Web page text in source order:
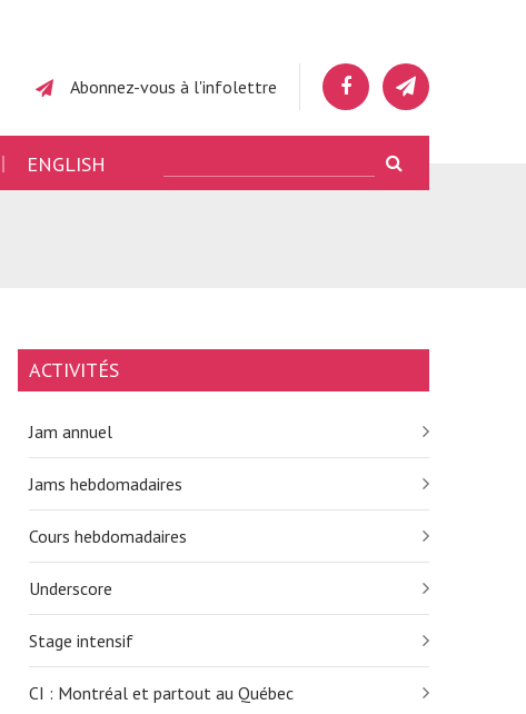
Abonnez-vous à l'infolettre
ENGLISH
ACTIVITÉS
Jam annuel
Jams hebdomadaires
Cours hebdomadaires
Underscore
Stage intensif
CI : Montréal et partout au Québec